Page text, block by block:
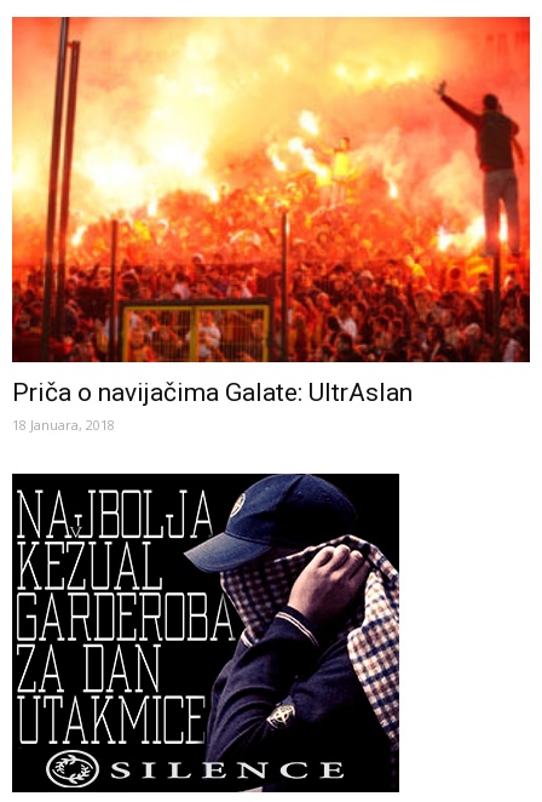
Priča o navijačima Galate: UltrAslan
18 Januara, 2018